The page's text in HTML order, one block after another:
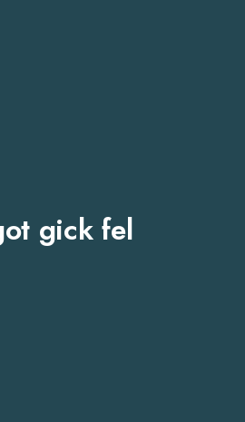
gick fel